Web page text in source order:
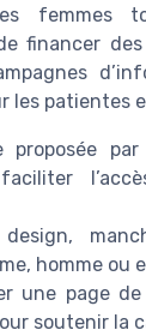
des femmes
financer
les patientes
proposée
homme ou
une page
soutenir la